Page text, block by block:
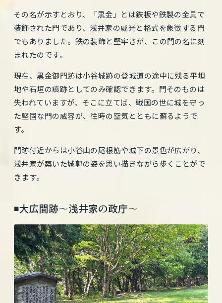
その名が示すとおり、「黒金」とは鉄板や鉄製の金具で
装飾された門であり、浅井家の威光と格式を象徴する門
でもありました。鉄の装飾と堅牢さが、この門の名に刻
まれたのです。
現在、黒金御門跡は小谷城跡の登城道の途中に残る平坦
地や石垣の痕跡としてのみ確認できます。門そのものは
失われていますが、そこに立てば、戦国の世に城を守っ
た堅固な門の威容が、往時の空気とともに蘇るようで
す。
門跡付近からは小谷山の尾根筋や城下の景色が広がり、
浅井家が築いた城郭の姿を思い描きながら歩くことがで
きます。
◾️大広間跡〜浅井家の政庁〜